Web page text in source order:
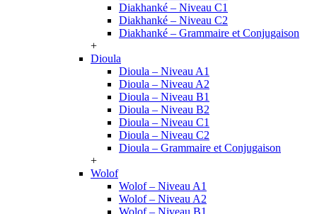
Diakhanké – Niveau C1
Diakhanké – Niveau C2
Diakhanké – Grammaire et Conjugaison
+
Dioula
Dioula – Niveau A1
Dioula – Niveau A2
Dioula – Niveau B1
Dioula – Niveau B2
Dioula – Niveau C1
Dioula – Niveau C2
Dioula – Grammaire et Conjugaison
+
Wolof
Wolof – Niveau A1
Wolof – Niveau A2
Wolof – Niveau B1